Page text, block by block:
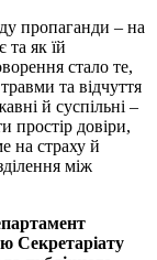
пропаганди – на
та як їй
стало те,
та відчуття
й суспільні –
простір довіри,
на страху й
між
Секретаріату